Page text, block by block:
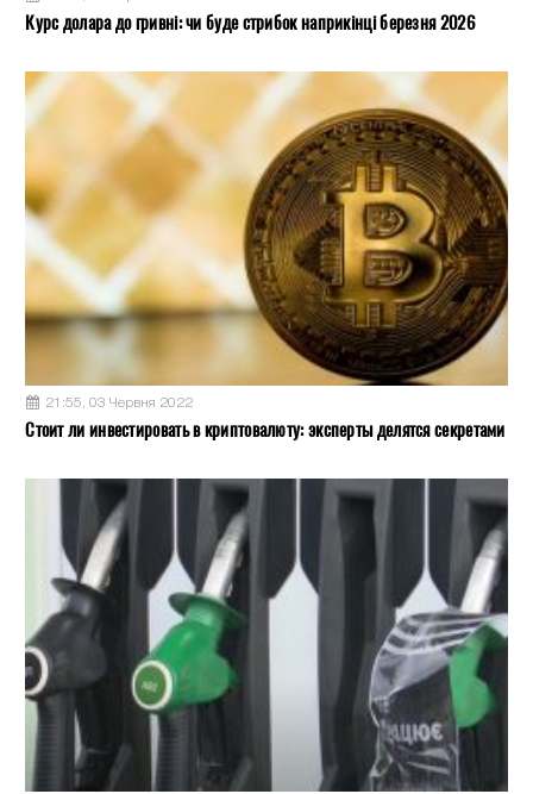
Курс долара до гривні: чи буде стрибок наприкінці березня 2026
21:55, 03 Червня 2022
Стоит ли инвестировать в криптовалюту: эксперты делятся секретами